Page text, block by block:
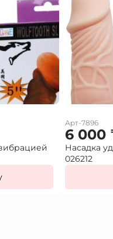
Арт-7896
6 000
Насадка
026212